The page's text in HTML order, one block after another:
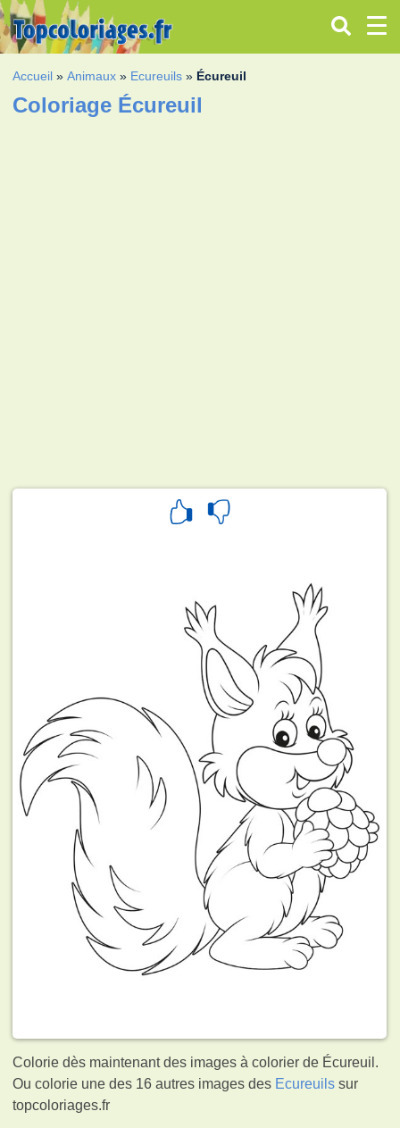
Accueil »Animaux » Ecureuils » Écureuil
Coloriage Écureuil
Colorie dès maintenant des images à colorier de Écureuil.
Ou colorie une des 16 autres images des Ecureuils sur
topcoloriages.fr